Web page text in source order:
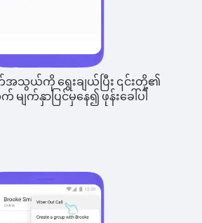
အသွယ်ကို ရွေးချယ်ပြီး ၎င်းတို့၏
ျက်နှာပြင်မှနေ၍ ဖုန်းခေါ်ပါ